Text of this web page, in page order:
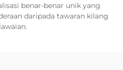
benar-benar unik yang
daripada tawaran kilang